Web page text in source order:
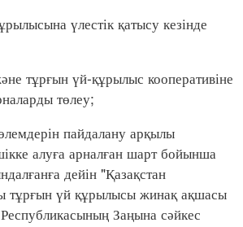
үлестік қатысу кезінде
тұрғын үй-құрылыс кооперативіне
төлеу;
пайдалану арқылы
алуға арналған шарт бойынша
дейін "Қазақстан
тұрғын үй құрылысы жинақ ақшасы
Заңына сәйкес